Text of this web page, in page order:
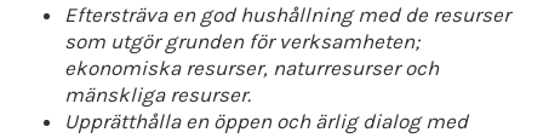
Eftersträva en god hushållning med de resurser
som utgör grunden för verksamheten;
ekonomiska resurser, naturresurser och
mänskliga resurser.
Upprätthålla en öppen och ärlig dialog med